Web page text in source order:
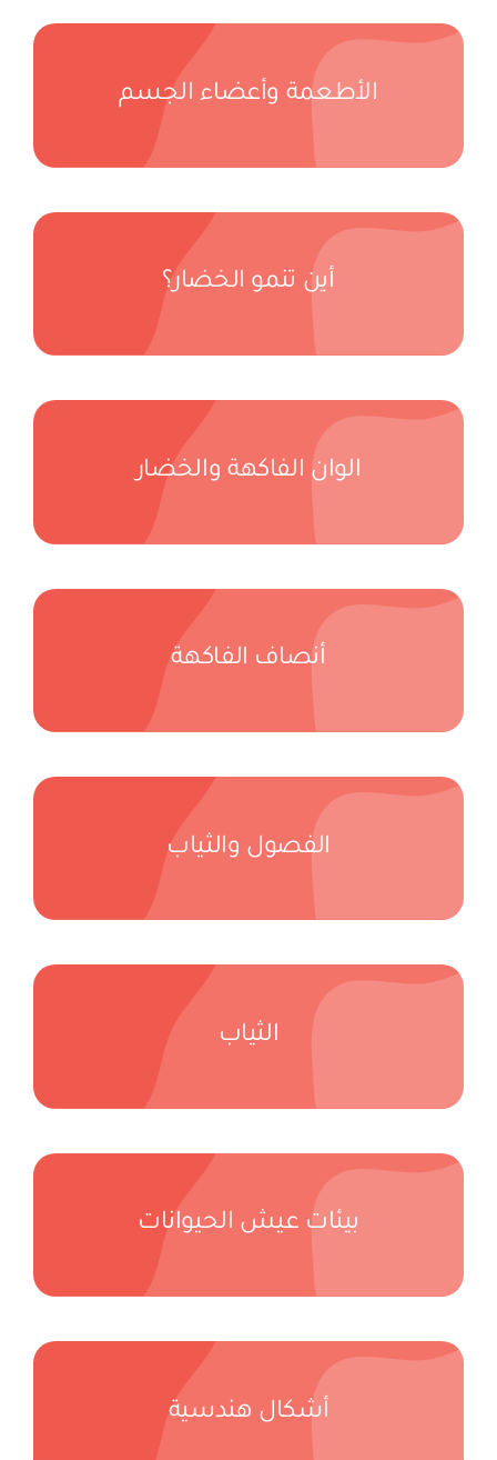
الأطعمة وأعضاء الجسم
أين تنمو الخضار؟
الوان الفاكهة والخضار
أنصاف الفاكهة
الفصول والثياب
الثياب
بيئات عيش الحيوانات
أشكال هندسية